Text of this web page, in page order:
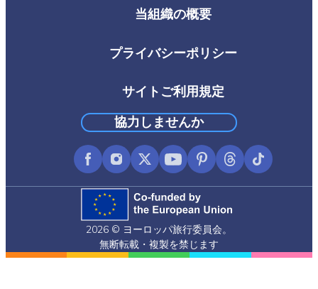
Footer
当組織の概要
プライバシーポリシー
サイトご利用規定
協力しませんか
FacebookInstagram
X
(formerly
Twitter)
YouTubePinterest
ThreadsTikTok
2026 © ヨーロッパ旅行委員会。
無断転載・複製を禁じます